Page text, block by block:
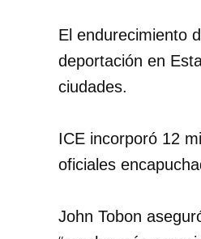
El endurecimiento
deportación en
ciudades.
ICE incorporó 12
oficiales
John Tobon